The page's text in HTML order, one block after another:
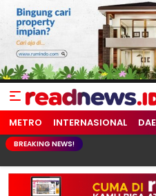
readnews.id
Berita Terkini, Update
METRO INTERNASIONAL
BREAKING NEWS!